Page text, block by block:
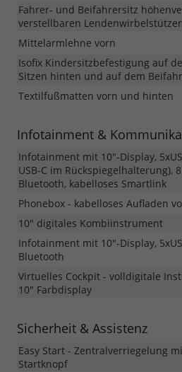
Fahrer- und Beifahrersitz
verstellbaren
Mittelarmlehne vorn
Isofix Kindersitzbefestigung auf
Sitzen hinten und auf dem
Textilfußmatten vorn und hinten
Infotainment &
Infotainment mit 10"-Display,
USB-C im Rückspiegelhalterung),
Bluetooth, kabelloses Smartlink
Phonebox - kabelloses Aufladen
10" digitales Kombiinstrument
Infotainment mit 10"-Display,
Bluetooth
Virtuelles Cockpit - volldigitale
10" Farbdisplay
Sicherheit & Assistenz
Easy Start - Zentralverriegelung
Startknopf